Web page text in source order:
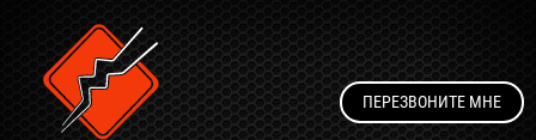
ПЕРЕЗВОНИТЕ МНЕ